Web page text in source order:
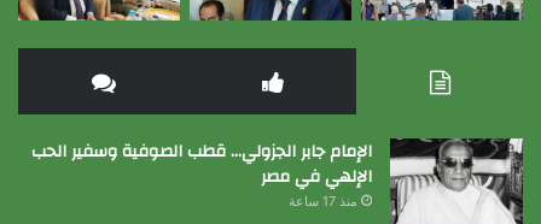
الإمام جابر الجزولي… قطب الصوفية وسفير الحب
الإلهي في مصر
منذ 17 ساعة